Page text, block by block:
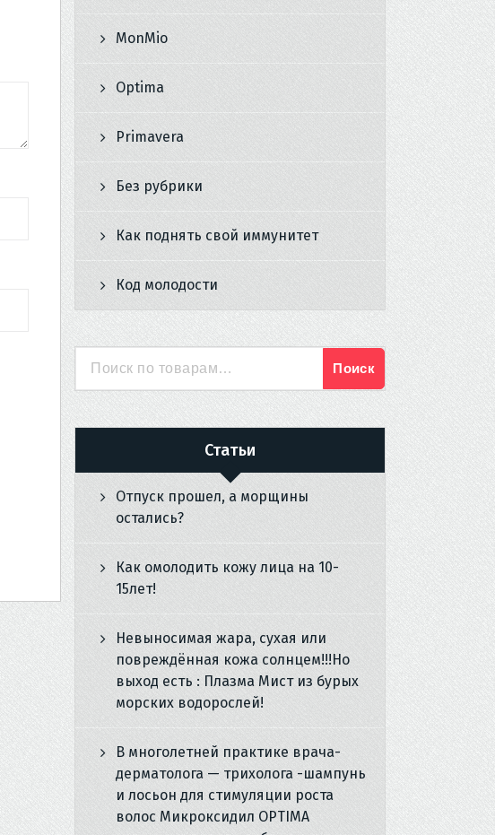
MonMio
Optima
Primavera
Без рубрики
Как поднять свой иммунитет
Код молодости
Искать:
Поиск
Статьи
Отпуск прошел, а морщины
остались?
Как омолодить кожу лица на 10-
15лет!
Невыносимая жара, сухая или
повреждённая кожа солнцем!!!Но
выход есть : Плазма Мист из бурых
морских водорослей!
В многолетней практике врача-
дерматолога — трихолога -шампунь
и лосьон для стимуляции роста
волос Микроксидил OPTIMA